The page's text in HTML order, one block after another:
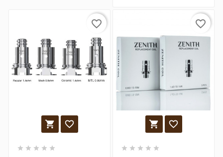
 
    
favorite_border
 
    
favorite_border